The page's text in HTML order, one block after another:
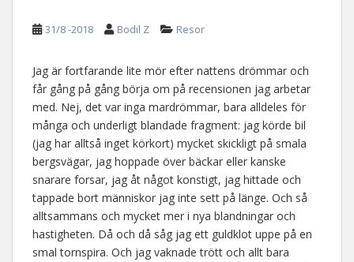
31/8 -2018 Bodil Z Resor
Jag är fortfarande lite mör efter nattens drömmar och
får gång på gång börja om på recensionen jag arbetar
med. Nej, det var inga mardrömmar, bara alldeles för
många och underligt blandade fragment: jag körde bil
(jag har alltså inget körkort) mycket skickligt på smala
bergsvägar, jag hoppade över bäckar eller kanske
snarare forsar, jag åt något konstigt, jag hittade och
tappade bort människor jag inte sett på länge. Och så
alltsammans och mycket mer i nya blandningar och
hastigheten. Då och då såg jag ett guldklot uppe på en
smal tornspira. Och jag vaknade trött och allt bara